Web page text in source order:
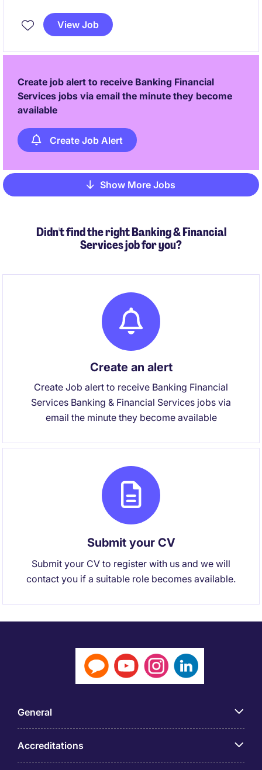
務効率向上にも貢献していただきます。
View Job
Create job alert to receive Banking Financial
Services jobs via email the minute they become
available
Create Job Alert
Pagination
Show More Jobs
Didn't find the right Banking & Financial
Services job for you?
Create an alert
Create Job alert to receive Banking Financial
Services Banking & Financial Services jobs via
email the minute they become available
Submit your CV
Submit your CV to register with us and we will
contact you if a suitable role becomes available.
General
Accreditations